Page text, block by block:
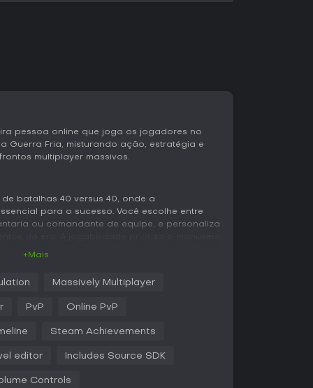
pessoa online que joga os jogadores no
Guerra Fria, misturando ação, estratégia e
multiplayer massivos.
batalhas 40 versus 40, onde a
para o sucesso. Você escolhe entre
ou comandante de equipe, e personaliza
amplos pela Europa, com combates de
trabalho em equipe para flanqueamentos,
um ou dois minutos, mantendo o ritmo
+Mais
Massively Multiplayer
PvP Online PvP
Steam Achievements
editor Includes Source SDK
Controls